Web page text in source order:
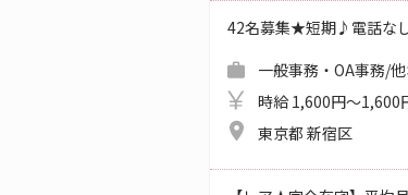
42名募集★短期♪電話な
一般事務・OA事務/
時給 1,600円～1,600
東京都 新宿区